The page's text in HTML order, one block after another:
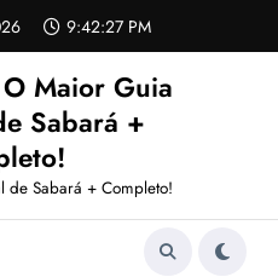
9:42:27 PM
Maior Guia
Sabará +
Sabará + Completo!